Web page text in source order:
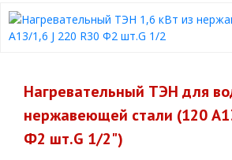
Нагревательный ТЭН для
нержавеющей стали (120
Ф2 шт.G 1/2")